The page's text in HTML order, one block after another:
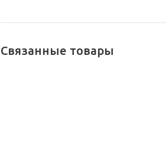
Связанные товары